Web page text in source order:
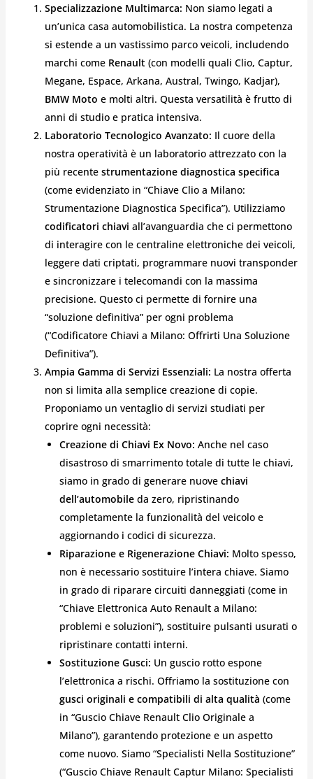
Specializzazione Multimarca: Non siamo legati a
un’unica casa automobilistica. La nostra competenza
si estende a un vastissimo parco veicoli, includendo
marchi come Renault(con modelli quali Clio, Captur,
Megane, Espace, Arkana, Austral, Twingo, Kadjar),
BMW Moto e molti altri. Questa versatilità è frutto di
anni di studio e pratica intensiva.
Laboratorio Tecnologico Avanzato: Il cuore della
nostra operatività è un laboratorio attrezzato con la
più recente strumentazione diagnostica specifica
(come evidenziato in “Chiave Clio a Milano:
Strumentazione Diagnostica Specifica”). Utilizziamo
codificatori chiavi all’avanguardia che ci permettono
di interagire con le centraline elettroniche dei veicoli,
leggere dati criptati, programmare nuovi transponder
e sincronizzare i telecomandi con la massima
precisione. Questo ci permette di fornire una
“soluzione definitiva” per ogni problema
(“Codificatore Chiavi a Milano: Offrirti Una Soluzione
Definitiva”).
Ampia Gamma di Servizi Essenziali: La nostra offerta
non si limita alla semplice creazione di copie.
Proponiamo un ventaglio di servizi studiati per
coprire ogni necessità:
Creazione di Chiavi Ex Novo: Anche nel caso
disastroso di smarrimento totale di tutte le chiavi,
siamo in grado di generare nuove chiavi
dell’automobileda zero, ripristinando
completamente la funzionalità del veicolo e
aggiornando i codici di sicurezza.
Riparazione e Rigenerazione Chiavi: Molto spesso,
non è necessario sostituire l’intera chiave. Siamo
in grado di riparare circuiti danneggiati (come in
“Chiave Elettronica Auto Renault a Milano:
problemi e soluzioni”), sostituire pulsanti usurati o
ripristinare contatti interni.
Sostituzione Gusci: Un guscio rotto espone
l’elettronica a rischi. Offriamo la sostituzione con
gusci originali e compatibili di alta qualità (come
in “Guscio Chiave Renault Clio Originale a
Milano”), garantendo protezione e un aspetto
come nuovo. Siamo “Specialisti Nella Sostituzione”
(“Guscio Chiave Renault Captur Milano: Specialisti